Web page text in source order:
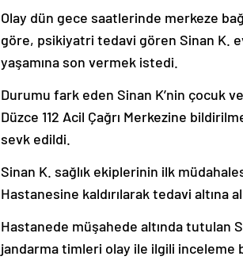
Olay dün gece saatlerinde merkeze
göre, psikiyatri tedavi gören Sinan K.
yaşamına son vermek istedi.
Durumu fark eden Sinan K’nin çocuk
Düzce 112 Acil Çağrı Merkezine
sevk edildi.
Sinan K. sağlık ekiplerinin ilk
Hastanesine kaldırılarak tedavi altına
Hastanede müşahede altında tutulan
jandarma timleri olay ile ilgili inceleme